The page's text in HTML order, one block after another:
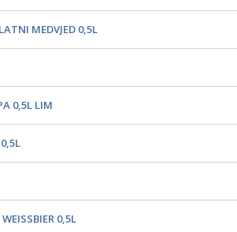
MEDVJED 0,5L
0,5L LIM
0,5L